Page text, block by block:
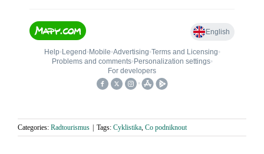
Categories: Radtourismus Tags: Cyklistika, Co podniknout